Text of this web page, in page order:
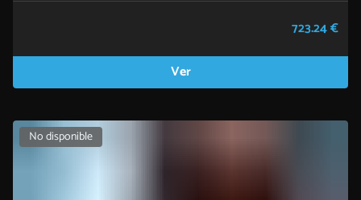
723.24 €
Ver
No disponible